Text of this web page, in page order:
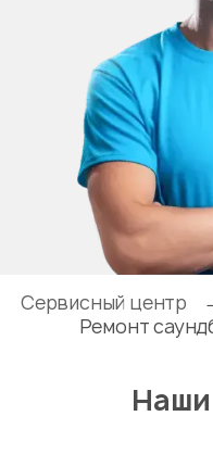
Сервисный центр
Ремонт